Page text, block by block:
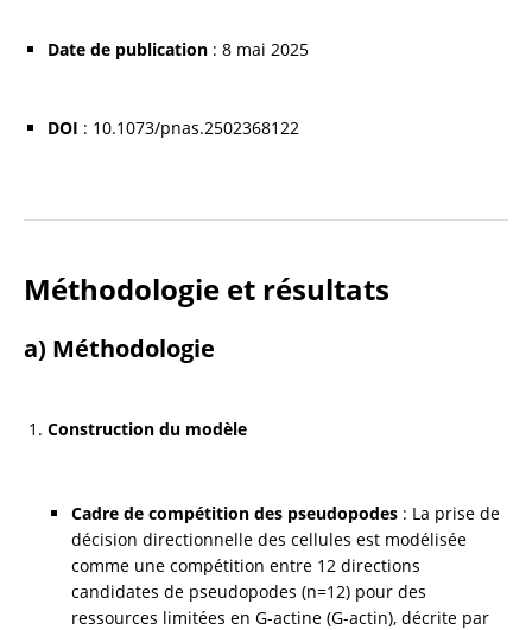
Date de publication : 8 mai 2025
DOI : 10.1073/pnas.2502368122
Méthodologie et résultats
a) Méthodologie
Construction du modèle
Cadre de compétition des pseudopodes : La prise de
décision directionnelle des cellules est modélisée
comme une compétition entre 12 directions
candidates de pseudopodes (n=12) pour des
ressources limitées en G-actine (G-actin), décrite par